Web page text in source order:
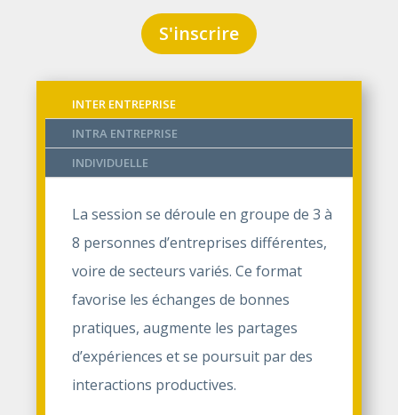
S'inscrire
INTER ENTREPRISE
INTRA ENTREPRISE
INDIVIDUELLE
La session se déroule en groupe de 3 à
8 personnes d’entreprises différentes,
voire de secteurs variés. Ce format
favorise les échanges de bonnes
pratiques, augmente les partages
d’expériences et se poursuit par des
interactions productives.